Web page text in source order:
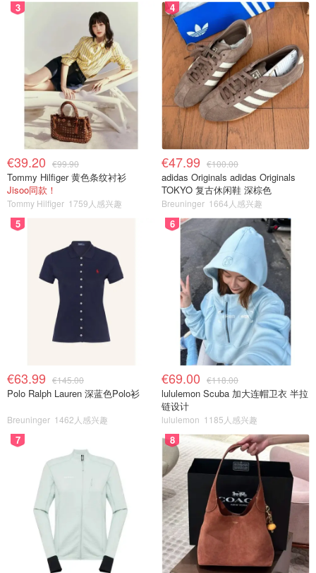
3
€39.20 €99.90
Tommy Hilfiger 黄色条纹衬衫
Jisoo同款！
Tommy Hilfiger 1759人感兴趣
4
€47.99 €100.00
adidas Originals adidas Originals
TOKYO 复古休闲鞋 深棕色
Breuninger 1664人感兴趣
5
€63.99 €145.00
Polo Ralph Lauren 深蓝色Polo衫
Breuninger 1462人感兴趣
6
€69.00 €118.00
lululemon Scuba 加大连帽卫衣 半拉
链设计
lululemon 1185人感兴趣
7 8